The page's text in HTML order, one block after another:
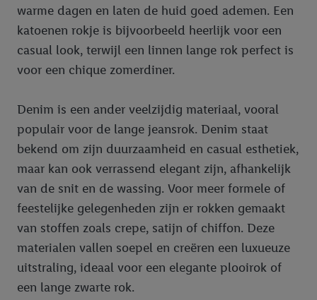
warme dagen en laten de huid goed ademen. Een
katoenen rokje is bijvoorbeeld heerlijk voor een
casual look, terwijl een linnen lange rok perfect is
voor een chique zomerdiner.
Denim is een ander veelzijdig materiaal, vooral
populair voor de lange jeansrok. Denim staat
bekend om zijn duurzaamheid en casual esthetiek,
maar kan ook verrassend elegant zijn, afhankelijk
van de snit en de wassing. Voor meer formele of
feestelijke gelegenheden zijn er rokken gemaakt
van stoffen zoals crepe, satijn of chiffon. Deze
materialen vallen soepel en creëren een luxueuze
uitstraling, ideaal voor een elegante plooirok of
een lange zwarte rok.